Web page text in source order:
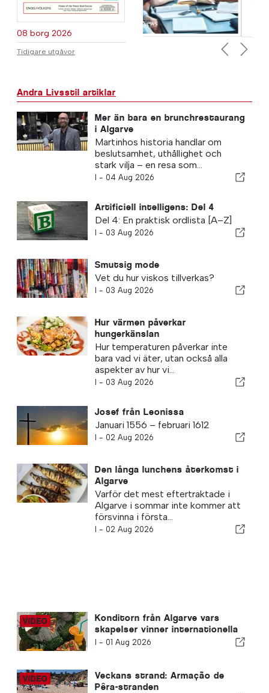
08 borg 2026
Tidigare utgåvor Previous
Next
Andra Livsstil artiklar
Mer än bara en brunchrestaurang
i Algarve
Martinhos historia handlar om
beslutsamhet, uthållighet och
stark vilja – en resa som...
I - 04 Aug 2026
Artificiell intelligens: Del 4
Del 4: En praktisk ordlista [A–Z]
I - 03 Aug 2026
Smutsig mode
Vet du hur viskos tillverkas?
I - 03 Aug 2026
Hur värmen påverkar
hungerkänslan
Hur temperaturen påverkar inte
bara vad vi äter, utan också alla
aspekter av hur vi...
I - 03 Aug 2026
Josef från Leonissa
Januari 1556 – februari 1612
I - 02 Aug 2026
Den långa lunchens återkomst i
Algarve
Varför det mest eftertraktade i
Algarve i sommar inte kommer att
försvinna i första...
I - 02 Aug 2026
Konditorn från Algarve vars
skapelser vinner internationella
priser
I - 01 Aug 2026
Veckans strand: Armação de
Pêra-stranden